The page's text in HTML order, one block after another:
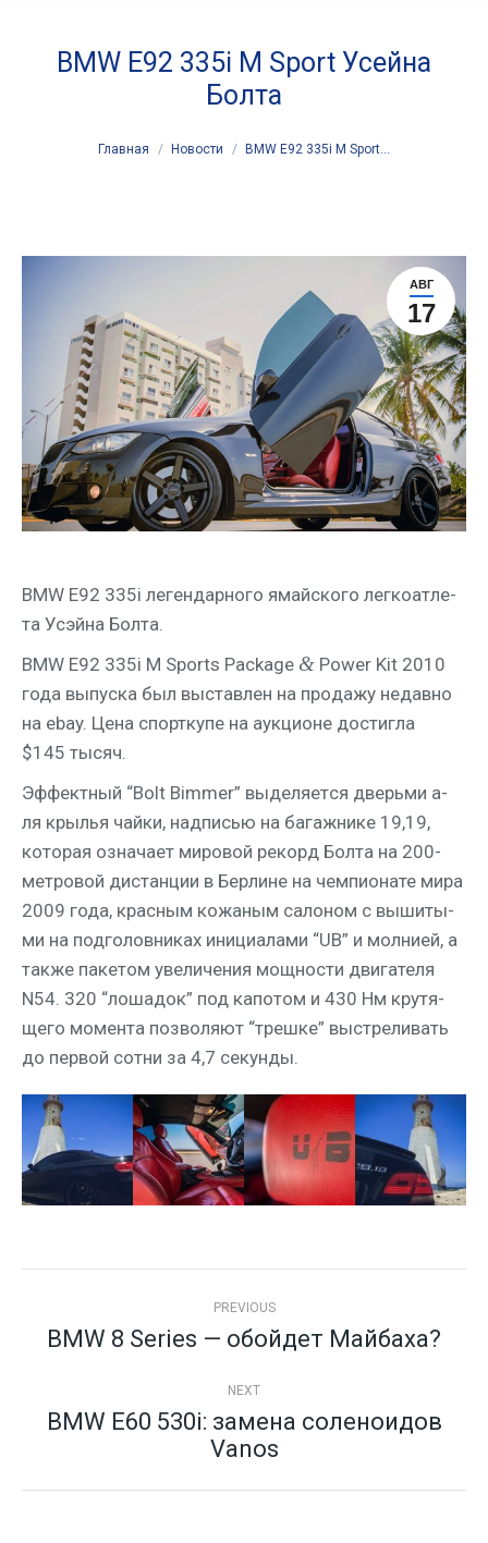
BMW E92 335i M Sport Усейна
Болта
Главная Новости BMW E92 335i M Sport…
АВГ
17
BMW E92 335i леген­дар­но­го ямай­ско­го лег­ко­ат­ле­
та Усэй­на Болта.
BMW E92 335i M Sports Package & Power Kit 2010
года выпус­ка был выстав­лен на про­да­жу недав­но
на ebay. Цена спорт­ку­пе на аук­ци­оне достиг­ла
$145 тысяч.
Эффект­ный “Bolt Bimmer” выде­ля­ет­ся дверь­ми а-
ля кры­лья чай­ки, над­пи­сью на багаж­ни­ке 19,19,
кото­рая озна­ча­ет миро­вой рекорд Бол­та на 200-
мет­ро­вой дистан­ции в Бер­лине на чем­пи­о­на­те мира
2009 года, крас­ным кожа­ным сало­ном с выши­ты­
ми на под­го­лов­ни­ках ини­ци­а­ла­ми “UB” и мол­нией, а
так­же паке­том уве­ли­че­ния мощ­но­сти дви­га­те­ля
N54. 320 “лоша­док” под капо­том и 430 Нм кру­тя­
ще­го момен­та поз­во­ля­ют “треш­ке” выстре­ли­вать
до пер­вой сот­ни за 4,7 секунды.
PREVIOUS
Previous
BMW 8 Series — обойдет Майбаха?
NEXT
Next
post:
BMW E60 530i: замена соленоидов
Vanos